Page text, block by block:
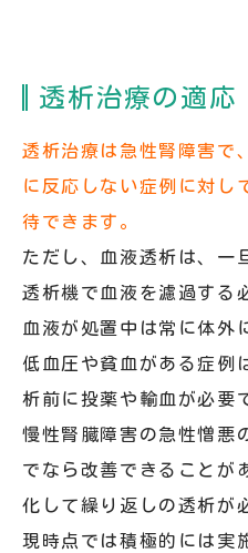
透析治療の適応
透析治療は急性腎障害で
に反応しない症例に対し
待できます。
ただし、血液透析は、一
透析機で血液を濾過する
血液が処置中は常に体外
低血圧や貧血がある症例
析前に投薬や輸血が必要
慢性腎臓障害の急性憎悪
でなら改善できることが
化して繰り返しの透析が
現時点では積極的には実